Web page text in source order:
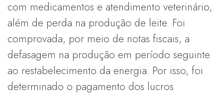
com medicamentos e atendimento veterinário,
além de perda na produção de leite. Foi
comprovada, por meio de notas fiscais, a
defasagem na produção em período seguinte
ao restabelecimento da energia. Por isso, foi
determinado o pagamento dos lucros